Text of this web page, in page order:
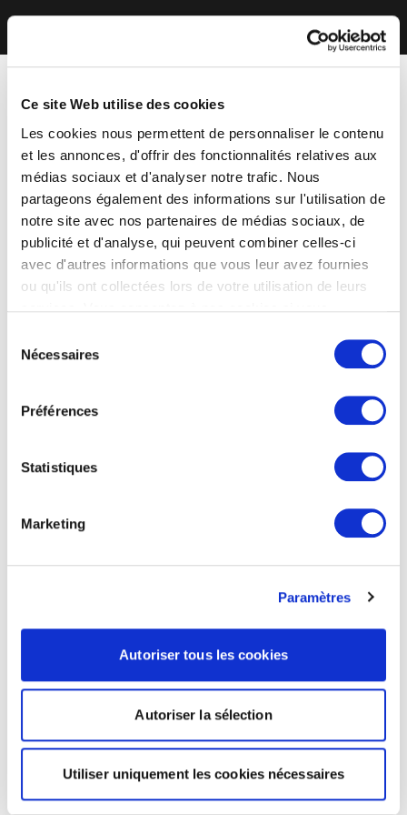
Ce site Web utilise des cookies
Les cookies nous permettent de personnaliser le contenu
et les annonces, d'offrir des fonctionnalités relatives aux
médias sociaux et d'analyser notre trafic. Nous
partageons également des informations sur l'utilisation de
notre site avec nos partenaires de médias sociaux, de
publicité et d'analyse, qui peuvent combiner celles-ci
avec d'autres informations que vous leur avez fournies
ou qu'ils ont collectées lors de votre utilisation de leurs
Nécessaires
Préférences
Statistiques
Marketing
Paramètres
Autoriser tous les cookies
Autoriser la sélection
Utiliser uniquement les cookies nécessaires